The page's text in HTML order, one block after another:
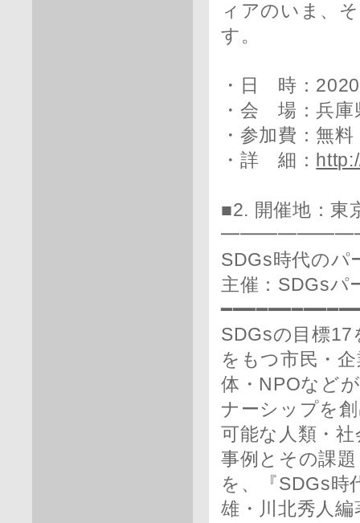
ィアのいま、
す。
・日 時：
・会 場：兵庫
・参加費：無
・詳 細：
■2. 開催地：東
SDGs時代のパ
主催：SDGsパ
SDGsの目標17
をもつ市民・
体・NPOなど
ナーシップを
可能な人類・
事例とその課
を、『SDGs時
雄・川北秀人